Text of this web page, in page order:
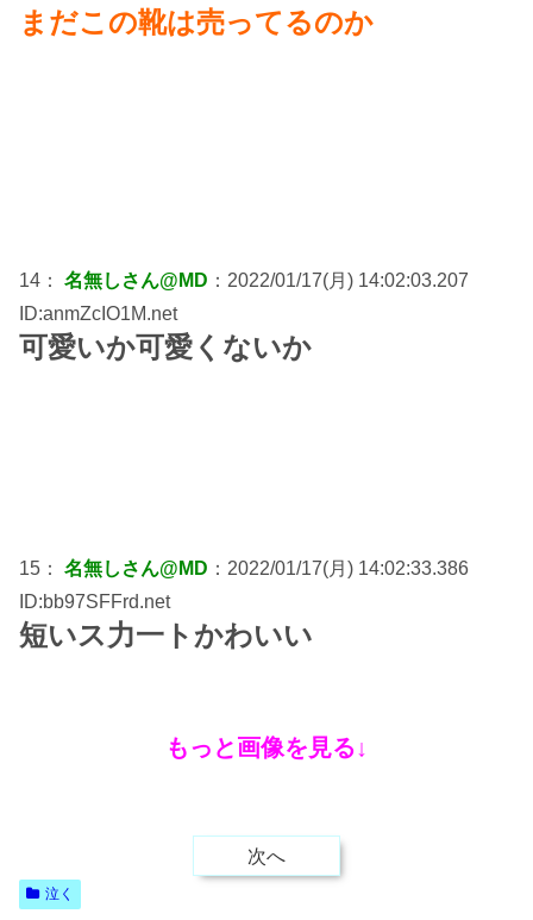
まだこの靴は売ってるのか
14： 名無しさん@MD ：2022/01/17(月) 14:02:03.207
ID:anmZcIO1M.net
可愛いか可愛くないか
15： 名無しさん@MD ：2022/01/17(月) 14:02:33.386
ID:bb97SFFrd.net
短いス力一トかわいい
もっと画像を見る↓
次へ
泣く